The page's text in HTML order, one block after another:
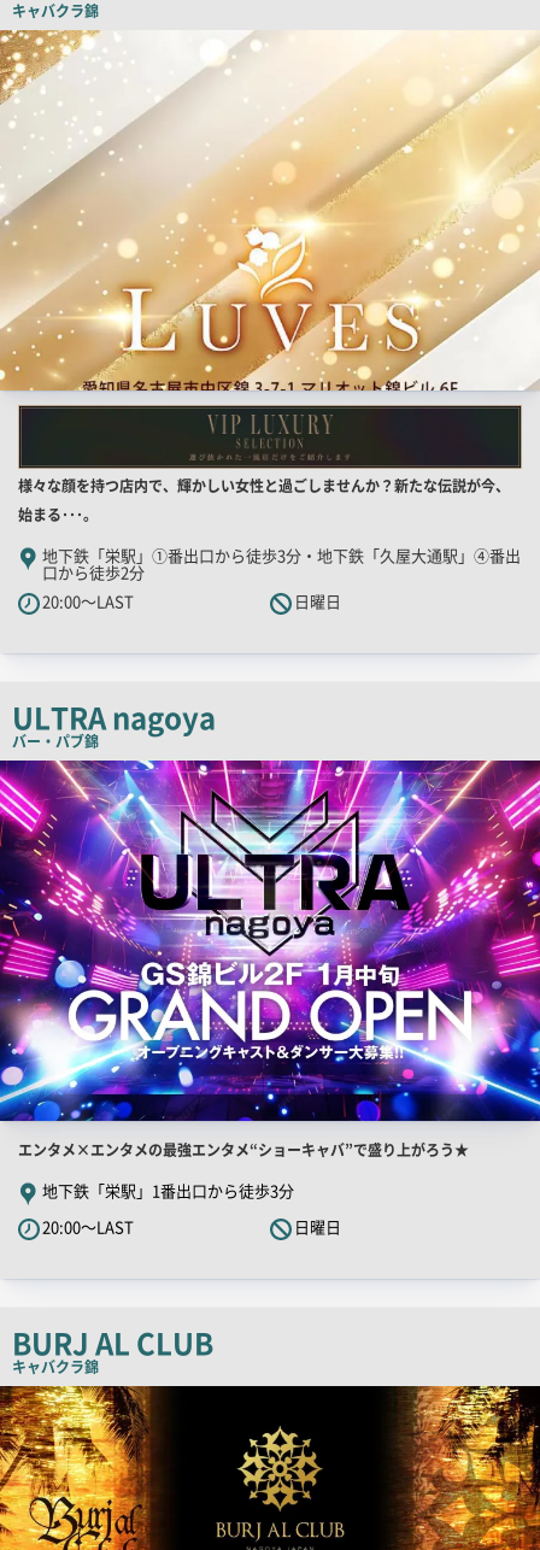
キャバクラ錦
検
索
結
果
一
覧
像
店
舗
PR
キ
ャ
チ
ピ
ー
様々な顔を持つ店内で、輝かしい女性と過ごしませんか？新たな伝説が今、
始まる･･･。
地下鉄「栄駅」①番出口から徒歩3分・地下鉄「久屋大通駅」④番出
口から徒歩2分
20:00～LAST
日曜日
ULTRA nagoya
バー・パブ錦
検
索
結
果
一
覧
画
像
店
舗
PR
キ
コ
ピ
ー
エンタメ×エンタメの最強エンタメ“ショーキャバ”で盛り上がろう★
地下鉄「栄駅」1番出口から徒歩3分
20:00～LAST
日曜日
BURJ AL CLUB
キャバクラ錦
検
索
結
果
一
覧
用
画
像